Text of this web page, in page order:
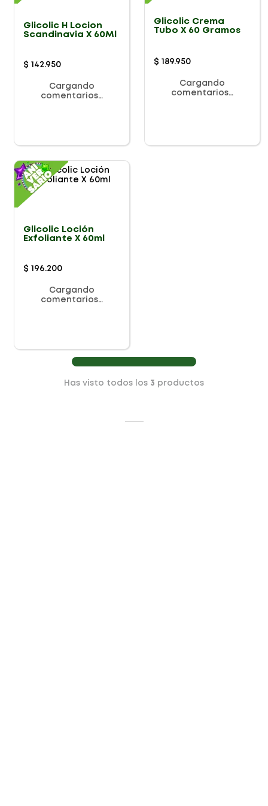
Glicolic H Locion
Scandinavia X 60Ml
$ 142.950
Cargando
comentarios…
Glicolic Crema
Tubo X 60 Gramos
$ 189.950
Cargando
comentarios…
Glicolic Loción
Exfoliante X 60ml
$ 196.200
Cargando
comentarios…
Has visto todos los 3 productos